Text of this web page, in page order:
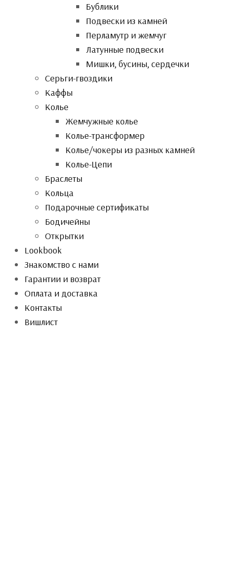
Бублики
Подвески из камней
Перламутр и жемчуг
Латунные подвески
Мишки, бусины, сердечки
Серьги-гвоздики
Каффы
Колье
Жемчужные колье
Колье-трансформер
Колье/чокеры из разных камней
Колье-Цепи
Браслеты
Кольца
Подарочные сертификаты
Бодичейны
Открытки
Lookbook
Знакомство с нами
Гарантии и возврат
Оплата и доставка
Контакты
Вишлист